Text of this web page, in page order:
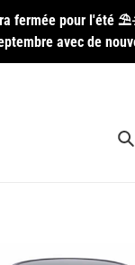
fermée pour l'été
avec de